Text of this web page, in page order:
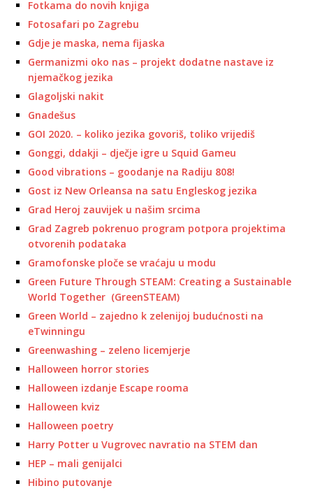
Fotkama do novih knjiga
Fotosafari po Zagrebu
Gdje je maska, nema fijaska
Germanizmi oko nas – projekt dodatne nastave iz
njemačkog jezika
Glagoljski nakit
Gnadešus
GOI 2020. – koliko jezika govoriš, toliko vrijediš
Gonggi, ddakji – dječje igre u Squid Gameu
Good vibrations – goodanje na Radiju 808!
Gost iz New Orleansa na satu Engleskog jezika
Grad Heroj zauvijek u našim srcima
Grad Zagreb pokrenuo program potpora projektima
otvorenih podataka
Gramofonske ploče se vraćaju u modu
Green Future Through STEAM: Creating a Sustainable
World Together (GreenSTEAM)
Green World – zajedno k zelenijoj budućnosti na
eTwinningu
Greenwashing – zeleno licemjerje
Halloween horror stories
Halloween izdanje Escape rooma
Halloween kviz
Halloween poetry
Harry Potter u Vugrovec navratio na STEM dan
HEP – mali genijalci
Hibino putovanje